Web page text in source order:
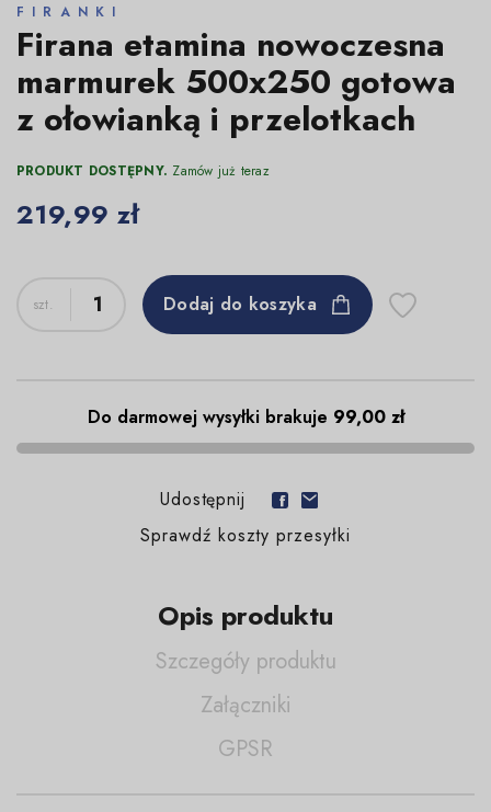
FIRANKI
Firana etamina nowoczesna
marmurek 500x250 gotowa
z ołowianką i przelotkach
PRODUKT DOSTĘPNY. Zamów już teraz
219,99 zł
Dodaj do koszyka
Do darmowej wysyłki brakuje 99,00 zł
Udostępnij
Sprawdź koszty przesyłki
Opis produktu
Szczegóły produktu
Załączniki
GPSR